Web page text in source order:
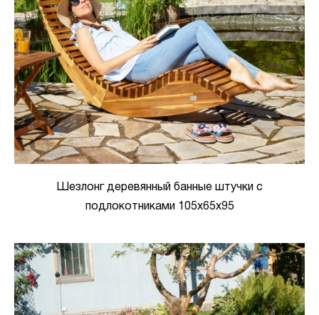
Шезлонг деревянный банные штучки с
подлокотниками 105x65x95